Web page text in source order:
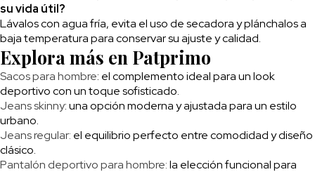
su vida útil?
Lávalos con agua fría, evita el uso de secadora y plánchalos a
baja temperatura para conservar su ajuste y calidad.
Explora más en Patprimo
Sacos para hombre: el complemento ideal para un look
deportivo con un toque sofisticado.
Jeans skinny: una opción moderna y ajustada para un estilo
urbano.
Jeans regular: el equilibrio perfecto entre comodidad y diseño
clásico.
Pantalón deportivo para hombre:la elección funcional para